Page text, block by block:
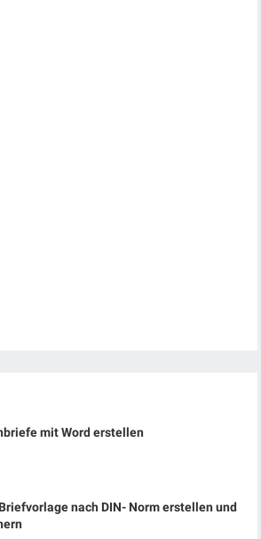
mit Word erstellen
nach DIN- Norm erstellen und